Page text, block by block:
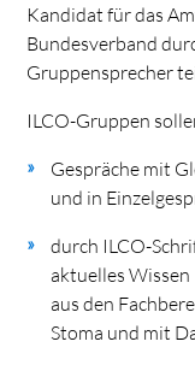
Kandidat für das
Bundesverband
Gruppensprecher
ILCO-Gruppen
Gespräche mit
und in
durch ILCO-
aktuelles Wissen
aus den
Stoma und mit